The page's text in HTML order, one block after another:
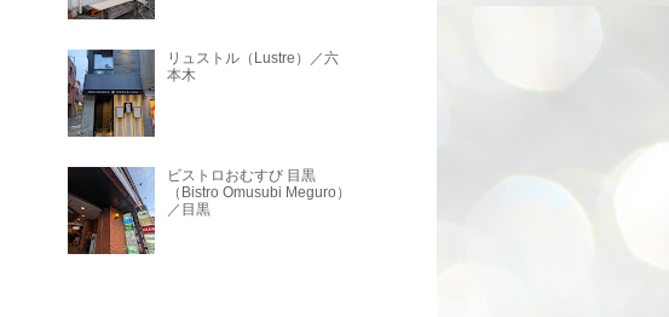
リュストル（Lustre）／六
本木
ビストロおむすび 目黒
（Bistro Omusubi Meguro）
／目黒